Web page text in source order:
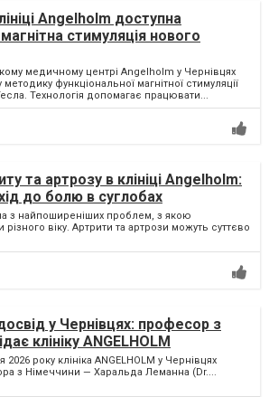
Angelholm доступна
стимуляція нового
медичному центрі Angelholm у Чернівцях
функціональної магнітної стимуляції
Технологія допомагає працювати...
та артрозу в клініці Angelholm:
до болю в суглобах
з найпоширеніших проблем, з якою
різного віку. Артрити та артрози можуть суттєво
у Чернівцях: професор з
клініку ANGELHOLM
2026 року клініка ANGELHOLM у Чернівцях
з Німеччини — Харальда Леманна (Dr....